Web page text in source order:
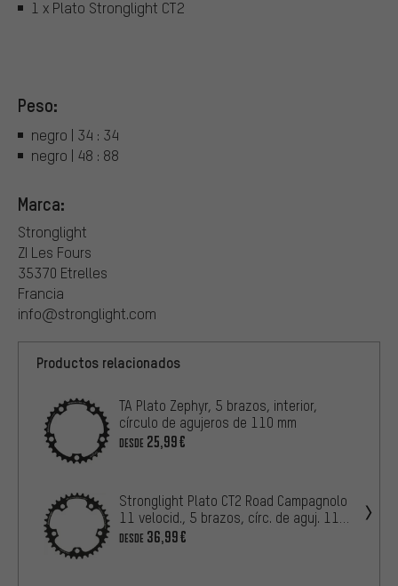
1 x Plato Stronglight CT2
Peso:
negro | 34 : 34
negro | 48 : 88
Marca:
Stronglight
ZI Les Fours
35370 Etrelles
Francia
info@stronglight.com
Productos relacionados
TA Plato Zephyr, 5 brazos, interior,
círculo de agujeros de 110 mm
DESDE 25,99€
Stronglight Plato CT2 Road Campagnolo
11 velocid., 5 brazos, círc. de aguj. 110
mm
DESDE 36,99€